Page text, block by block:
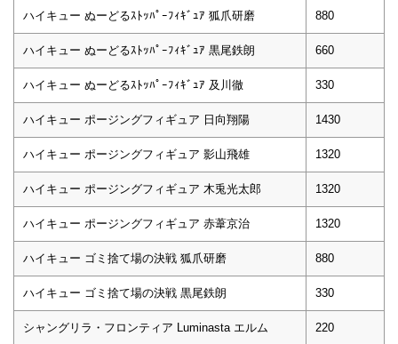
ハイキュー ぬーどるｽﾄｯﾊﾟｰﾌｨｷﾞｭｱ 狐爪研磨 880
ハイキュー ぬーどるｽﾄｯﾊﾟｰﾌｨｷﾞｭｱ 黒尾鉄朗 660
ハイキュー ぬーどるｽﾄｯﾊﾟｰﾌｨｷﾞｭｱ 及川徹 330
ハイキュー ポージングフィギュア 日向翔陽 1430
ハイキュー ポージングフィギュア 影山飛雄 1320
ハイキュー ポージングフィギュア 木兎光太郎 1320
ハイキュー ポージングフィギュア 赤葦京治 1320
ハイキュー ゴミ捨て場の決戦 狐爪研磨 880
ハイキュー ゴミ捨て場の決戦 黒尾鉄朗 330
シャングリラ・フロンティア Luminasta エルム 220